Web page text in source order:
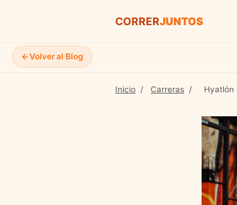
CORRERJUNTOS
Volver al Blog
Inicio / Carreras / Hyatlón